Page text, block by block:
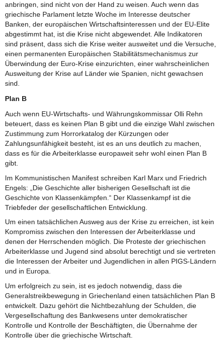
anbringen, sind nicht von der Hand zu weisen. Auch wenn das
griechische Parlament letzte Woche im Interesse deutscher
Banken, der europäischen Wirtschaftsinteressen und der EU-Elite
abgestimmt hat, ist die Krise nicht abgewendet. Alle Indikatoren
sind präsent, dass sich die Krise weiter ausweitet und die Versuche,
einen permanenten Europäischen Stabilitätsmechanismus zur
Überwindung der Euro-Krise einzurichten, einer wahrscheinlichen
Ausweitung der Krise auf Länder wie Spanien, nicht gewachsen
sind.
Plan B
Auch wenn EU-Wirtschafts- und Währungskommissar Olli Rehn
beteuert, dass es keinen Plan B gibt und die einzige Wahl zwischen
Zustimmung zum Horrorkatalog der Kürzungen oder
Zahlungsunfähigkeit besteht, ist es an uns deutlich zu machen,
dass es für die Arbeiterklasse europaweit sehr wohl einen Plan B
gibt.
Im Kommunistischen Manifest schreiben Karl Marx und Friedrich
Engels: „Die Geschichte aller bisherigen Gesellschaft ist die
Geschichte von Klassenkämpfen.“ Der Klassenkampf ist die
Triebfeder der gesellschaftlichen Entwicklung.
Um einen tatsächlichen Ausweg aus der Krise zu erreichen, ist kein
Kompromiss zwischen den Interessen der Arbeiterklasse und
denen der Herrschenden möglich. Die Proteste der griechischen
Arbeiterklasse und Jugend sind absolut berechtigt und sie vertreten
die Interessen der Arbeiter und Jugendlichen in allen PIGS-Ländern
und in Europa.
Um erfolgreich zu sein, ist es jedoch notwendig, dass die
Generalstreikbewegung in Griechenland einen tatsächlichen Plan B
entwickelt. Dazu gehört die Nichtbezahlung der Schulden, die
Vergesellschaftung des Bankwesens unter demokratischer
Kontrolle und Kontrolle der Beschäftigten, die Übernahme der
Kontrolle über die griechische Wirtschaft.